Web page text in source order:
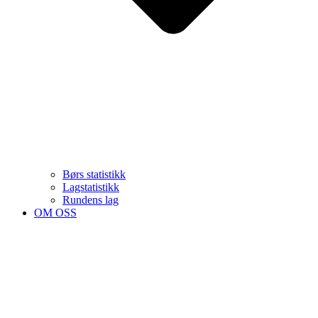
Børs statistikk
Lagstatistikk
Rundens lag
OM OSS